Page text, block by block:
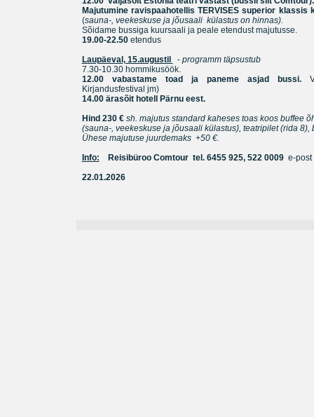
Majutumine ravispaahotellis TERVISES superior klassis
(sauna-, veekeskuse ja jõusaali külastus on hinnas).
Sõidame bussiga kuursaali ja peale etendust majutusse.
19.00-22.50etendus
Laupäeval, 15.augustil
- programm täpsustub
7.30-10.30 hommikusöök.
12.00
vabastame toad ja paneme asjad bussi.
Kirjandusfestival jm)
14.00 ärasõit hotell Pärnu eest.
Hind 230 € sh. majutus standard kaheses toas koos buffee
(sauna-, veekeskuse ja jõusaali külastus), teatripilet (rida 8),
Ühese majutuse juurdemaks +50 €.
Info: Reisibüroo Comtour tel. 6455 925, 522 0009e-post
22.01.2026